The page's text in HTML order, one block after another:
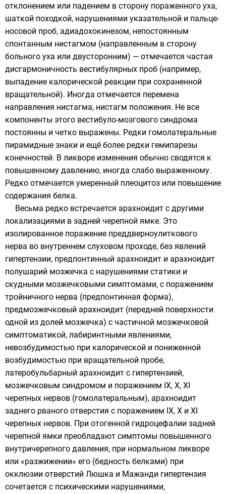
отклонением или падением в сторону пораженного уха,
шаткой походкой, нарушениями указательной и пальце-
носовой проб, адиадохокинезом, непостоянным
спонтанным нистагмом (направленным в сторону
больного уха или двусторонним) — отмечается частая
дисгармоничность вестибулярных проб (например,
выпадение калорической реакции при сохраненной
вращательной). Иногда отмечается перемена
направления нистагма, нистагм положения. Не все
компоненты этого вестибуло-мозгового синдрома
постоянны и четко выражены. Редки гомолатеральные
пирамидные знаки и ещё более редки гемипарезы
конечностей. В ликворе изменения обычно сводятся к
повышенному давлению, иногда слабо выраженному.
Редко отмечается умеренный плеоцитоз или повышение
содержания белка.
Весьма редко встречается арахноидит с другими
локализациями в задней черепной ямке. Это
изолированное поражение преддверноулиткового
нерва во внутреннем слуховом проходе, без явлений
гипертензии, предпонтинный арахноидит и арахноидит
полушарий мозжечка с нарушениями статики и
скудными мозжечковыми симптомами, с поражением
тройничного нерва (предпонтинная форма),
предмозжечковый арахноидит (передней поверхности
одной из долей мозжечка) с частичной мозжечковой
симптоматикой, лабиринтными явлениями,
невозбудимостью при калорической и пониженной
возбудимостью при вращательной пробе,
латеробульбарный арахноидит с гипертензией,
мозжечковым синдромом и поражением IX, X, XI
черепных нервов (гомолатеральным), арахноидит
заднего рваного отверстия с поражением IX, X и XI
черепных нервов. При отогенной гидроцефалии задней
черепной ямки преобладают симптомы повышенного
внутричерепного давления, при нормальном ликворе
или «разжижении» его (бедность белками) при
окклюзии отверстий Люшка и Мажанди гипертензия
сочетается с психическими нарушениями,